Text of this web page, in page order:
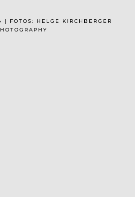
FOTOS: HELGE KIRCHBERGER